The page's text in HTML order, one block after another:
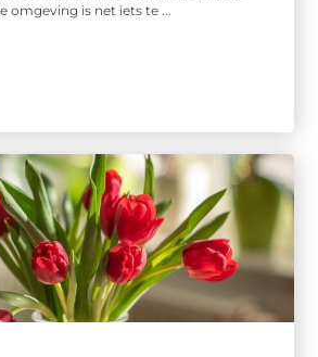
omgeving is net iets te ...